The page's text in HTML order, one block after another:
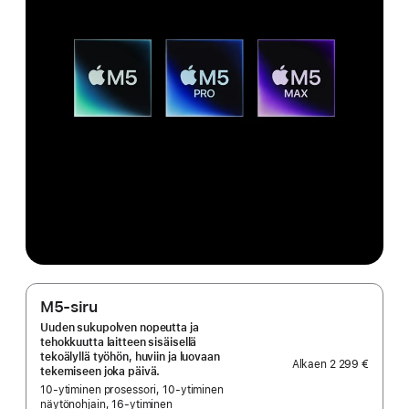
M5-siru
Uuden sukupolven nopeutta ja
tehokkuutta laitteen sisäisellä
tekoälyllä työhön, huviin ja luovaan
tekemiseen joka päivä.
10‑ytiminen prosessori, 10‑ytiminen
näytönohjain, 16‑ytiminen
Alkaen 2 299 €